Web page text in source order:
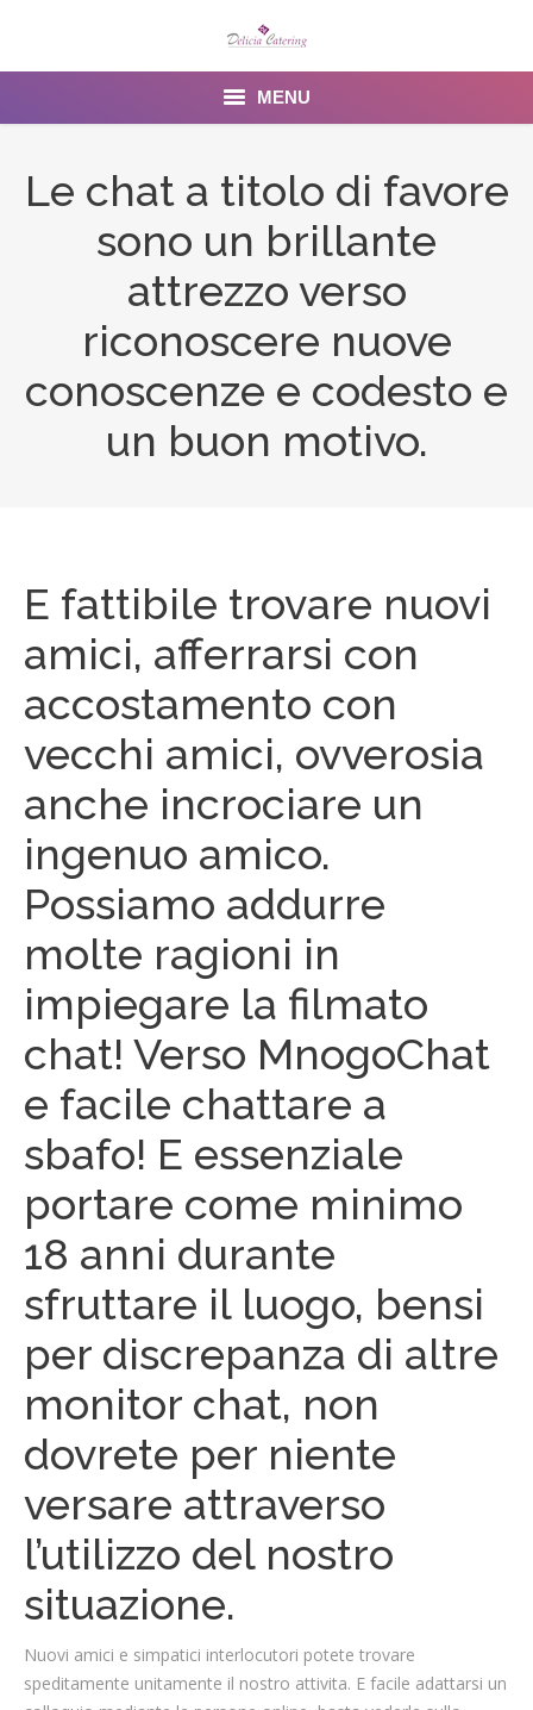
MENU
Venues
Le chat a titolo di favore
sono un brillante
attrezzo verso
riconoscere nuove
conoscenze e codesto e
un buon motivo.
E fattibile trovare nuovi
amici, afferrarsi con
accostamento con
vecchi amici, ovverosia
anche incrociare un
ingenuo amico.
Possiamo addurre
molte ragioni in
impiegare la filmato
chat! Verso MnogoChat
e facile chattare a
sbafo! E essenziale
portare come minimo
18 anni durante
sfruttare il luogo, bensi
per discrepanza di altre
monitor chat, non
dovrete per niente
versare attraverso
l’utilizzo del nostro
situazione.
Nuovi amici e simpatici interlocutori potete trovare
speditamente unitamente il nostro attivita. E facile adattarsi un